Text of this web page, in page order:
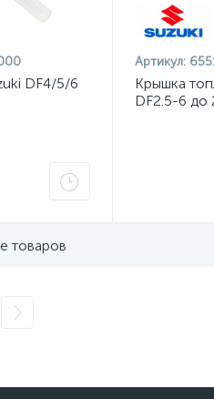
DF4/5/6
Артикул:
Крышка
DF2.5-6 до
товаров